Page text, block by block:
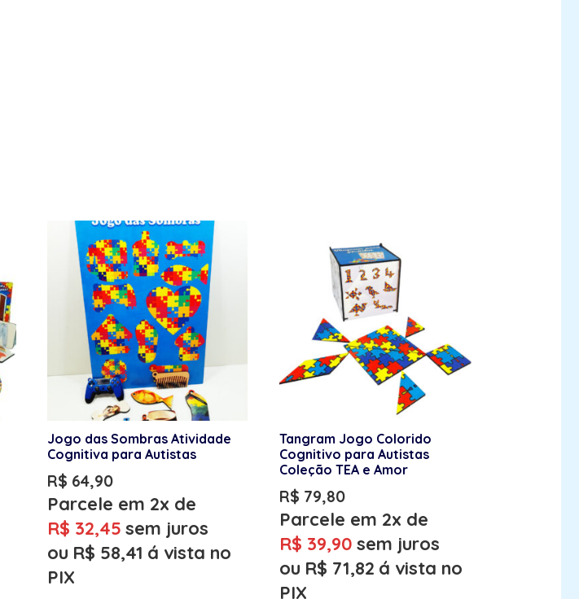
Jogo das Sombras Atividade
Cognitiva para Autistas
R$ 64,90
Parcele em 2x de
R$ 32,45 sem juros
ou R$ 58,41 á vista no
PIX
Tangram Jogo Colorido
Cognitivo para Autistas
Coleção TEA e Amor
R$ 79,80
Parcele em 2x de
R$ 39,90 sem juros
ou R$ 71,82 á vista no
PIX